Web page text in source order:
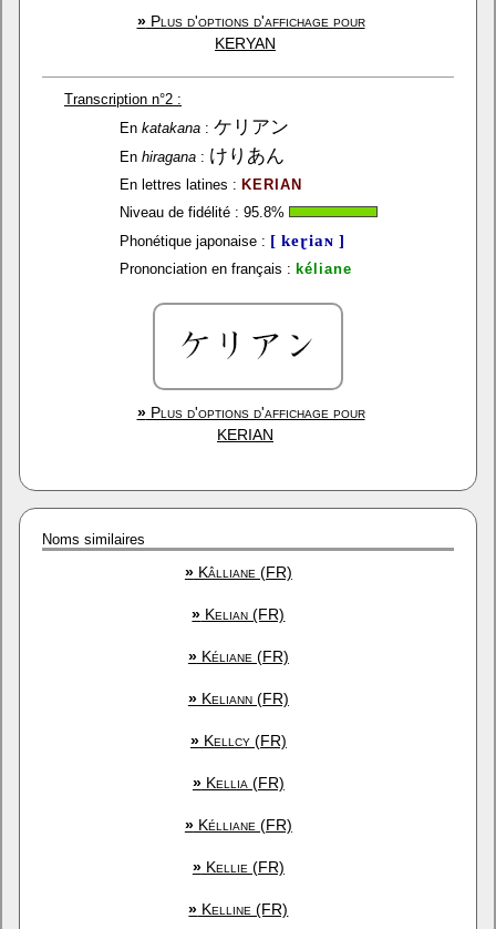
»Plus d'options d'affichage pour
KERYAN
Transcription n°2 :
En katakana: ケリアン
En hiragana: けりあん
En lettres latines : KERIAN
Niveau de fidélité : 95.8%
Phonétique japonaise : [ keɽiaɴ ]
Prononciation en français : kéliane
»Plus d'options d'affichage pour
KERIAN
Noms similaires
»Kâlliane (FR)
» Kelian (FR)
»Kéliane (FR)
»Keliann (FR)
»Kellcy (FR)
»Kellia (FR)
»Kélliane (FR)
»Kellie (FR)
» Kelline (FR)